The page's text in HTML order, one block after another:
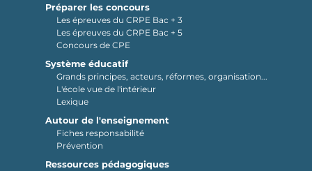
Préparer les concours
Les épreuves du CRPE Bac + 3
Les épreuves du CRPE Bac + 5
Concours de CPE
Système éducatif
Grands principes, acteurs, réformes, organisation...
L'école vue de l'intérieur
Lexique
Autour de l'enseignement
Fiches responsabilité
Prévention
Ressources pédagogiques